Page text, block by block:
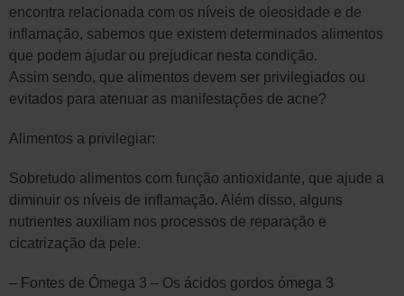
encontra relacionada com os níveis de oleosidade e de
inflamação, sabemos que existem determinados alimentos
que podem ajudar ou prejudicar nesta condição.
Assim sendo, que alimentos devem ser privilegiados ou
evitados para atenuar as manifestações de acne?
Alimentos a privilegiar:
Sobretudo alimentos com função antioxidante, que ajude a
diminuir os níveis de inflamação. Além disso, alguns
nutrientes auxiliam nos processos de reparação e
cicatrização da pele.
– Fontes de Ómega 3 – Os ácidos gordos ómega 3